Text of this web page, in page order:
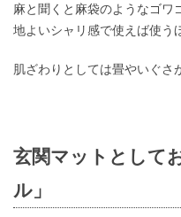
麻と聞くと麻袋のようなゴワ
地よいシャリ感で使えば使う
肌ざわりとしては畳やいぐさ
玄関マットとして
ル」